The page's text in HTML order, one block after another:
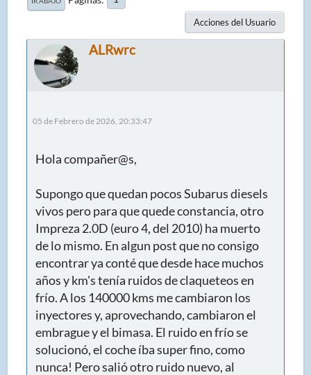
Acciones del Usuario
ALRwrc
05 de Febrero de 2026, 20:33:47
Hola compañer@s,
Supongo que quedan pocos Subarus diesels
vivos pero para que quede constancia, otro
Impreza 2.0D (euro 4, del 2010) ha muerto
de lo mismo. En algun post que no consigo
encontrar ya conté que desde hace muchos
años y km's tenía ruidos de claqueteos en
frío. A los 140000 kms me cambiaron los
inyectores y, aprovechando, cambiaron el
embrague y el bimasa. El ruido en frío se
solucionó, el coche íba super fino, como
nunca! Pero salió otro ruido nuevo, al